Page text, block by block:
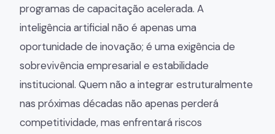
programas de capacitação acelerada. A
inteligência artificial não é apenas uma
oportunidade de inovação; é uma exigência de
sobrevivência empresarial e estabilidade
institucional. Quem não a integrar estruturalmente
nas próximas décadas não apenas perderá
competitividade, mas enfrentará riscos